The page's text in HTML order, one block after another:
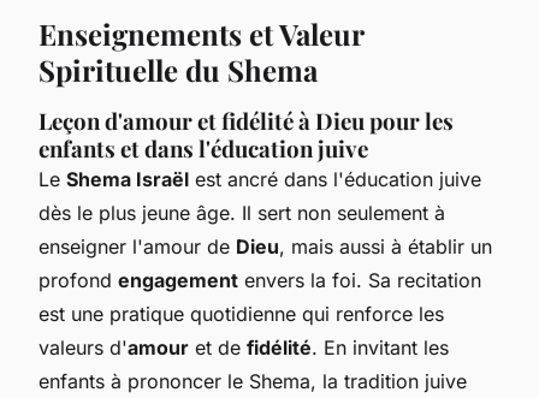
Enseignements et Valeur
Spirituelle du Shema
Leçon d'amour et fidélité à Dieu pour les
enfants et dans l'éducation juive
Le Shema Israël est ancré dans l'éducation juive
dès le plus jeune âge. Il sert non seulement à
enseigner l'amour de Dieu, mais aussi à établir un
profond engagement envers la foi. Sa recitation
est une pratique quotidienne qui renforce les
valeurs d'amour et de fidélité. En invitant les
enfants à prononcer le Shema, la tradition juive